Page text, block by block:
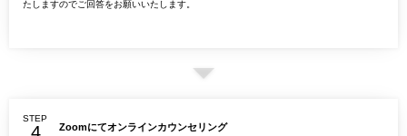
たしますのでご回答をお願いいたします。
STEP
Zoomにてオンラインカウンセリング